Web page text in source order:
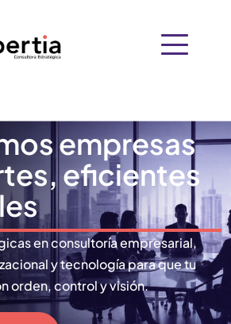
+
empresas
eficientes
en consultoría empresarial,
y tecnología para que tu
orden, control y visión.